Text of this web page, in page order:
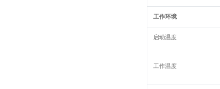
工作环境
启动温度
工作温度